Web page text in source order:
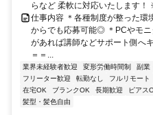
らなど 柔軟に対応いたします
仕事内容 ＊各種制度が整った環
からでも応募可能◎ ＊PCやモ
があれば講師などサポート側へ
＝＝...
業界未経験者歓迎 変形労働時間制 副業
フリーター歓迎
転勤なし フルリモート
在宅OK
ブランクOK 長期歓迎 ピアス
髪型・髪色自由